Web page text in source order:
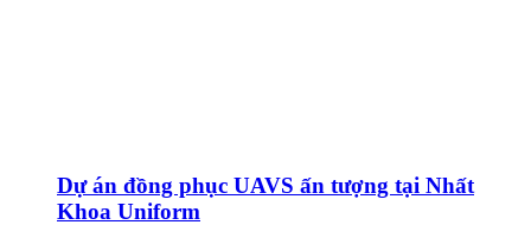
Dự án đồng phục UAVS ấn tượng tại Nhất
Khoa Uniform